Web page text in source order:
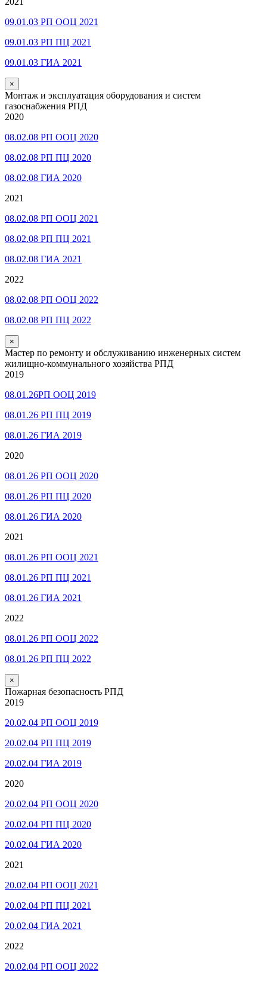
09.01.03 РП ООЦ 2021
09.01.03 РП ПЦ 2021
09.01.03 ГИА 2021
×
Монтаж и эксплуатация оборудования и систем
газоснабжения РПД
2020
08.02.08 РП ООЦ 2020
08.02.08 РП ПЦ 2020
08.02.08 ГИА 2020
2021
08.02.08 РП ООЦ 2021
08.02.08 РП ПЦ 2021
08.02.08 ГИА 2021
2022
08.02.08 РП ООЦ 2022
08.02.08 РП ПЦ 2022
×
Мастер по ремонту и обслуживанию инженерных систем
жилищно-коммунального хозяйства РПД
2019
08.01.26РП ООЦ 2019
08.01.26 РП ПЦ 2019
08.01.26 ГИА 2019
2020
08.01.26 РП ООЦ 2020
08.01.26 РП ПЦ 2020
08.01.26 ГИА 2020
2021
08.01.26 РП ООЦ 2021
08.01.26 РП ПЦ 2021
08.01.26 ГИА 2021
2022
08.01.26 РП ООЦ 2022
08.01.26 РП ПЦ 2022
×
Пожарная безопасность РПД
2019
20.02.04 РП ООЦ 2019
20.02.04 РП ПЦ 2019
20.02.04 ГИА 2019
2020
20.02.04 РП ООЦ 2020
20.02.04 РП ПЦ 2020
20.02.04 ГИА 2020
2021
20.02.04 РП ООЦ 2021
20.02.04 РП ПЦ 2021
20.02.04 ГИА 2021
2022
20.02.04 РП ООЦ 2022